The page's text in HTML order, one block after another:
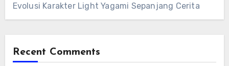
Evolusi Karakter Light Yagami Sepanjang Cerita
Recent Comments